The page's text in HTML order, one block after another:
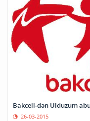
Bakcell-dən Ulduzum
26-03-2015